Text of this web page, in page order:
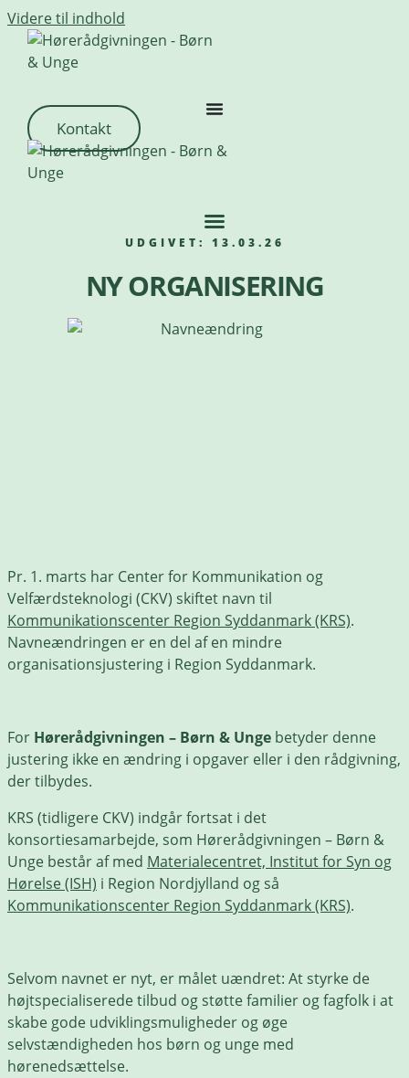
Videre til indhold
Kontakt
UDGIVET: 13.03.26
NY ORGANISERING
Pr. 1. marts har Center for Kommunikation og
Velfærdsteknologi (CKV) skiftet navn til
Kommunikationscenter Region Syddanmark(KRS).
Navneændringen er en del af en mindre
organisationsjustering i Region Syddanmark.
For Hørerådgivningen – Børn & Unge betyder denne
justering ikke en ændring i opgaver eller i den rådgivning,
der tilbydes.
KRS (tidligere CKV) indgår fortsat i det
konsortiesamarbejde, som Hørerådgivningen – Børn &
Unge består af med Materialecentret, Institut for Syn og
Hørelse (ISH) i Region Nordjylland og så
Kommunikationscenter Region Syddanmark(KRS).
Selvom navnet er nyt, er målet uændret: At styrke de
højtspecialiserede tilbud og støtte familier og fagfolk i at
skabe gode udviklingsmuligheder og øge
selvstændigheden hos børn og unge med
hørenedsættelse.